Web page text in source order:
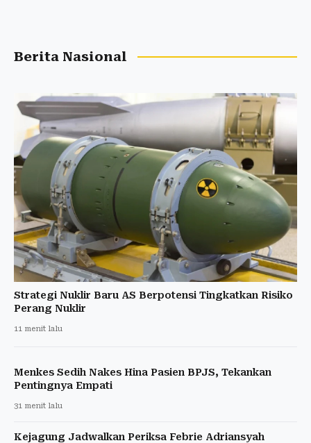
Berita Nasional
Strategi Nuklir Baru AS Berpotensi Tingkatkan Risiko
Perang Nuklir
11 menit lalu
Menkes Sedih Nakes Hina Pasien BPJS, Tekankan
Pentingnya Empati
31 menit lalu
Kejagung Jadwalkan Periksa Febrie Adriansyah